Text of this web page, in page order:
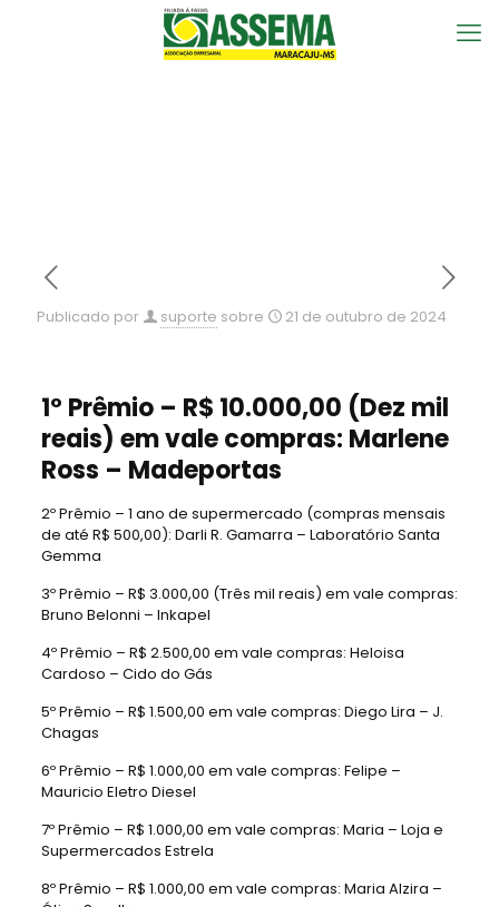
Publicado por suporte sobre 21 de outubro de 2024
1º Prêmio – R$ 10.000,00 (Dez mil
reais) em vale compras: Marlene
Ross – Madeportas
2º Prêmio – 1 ano de supermercado (compras mensais
de até R$ 500,00): Darli R. Gamarra – Laboratório Santa
Gemma
3º Prêmio – R$ 3.000,00 (Três mil reais) em vale compras:
Bruno Belonni – Inkapel
4º Prêmio – R$ 2.500,00 em vale compras: Heloisa
Cardoso – Cido do Gás
5º Prêmio – R$ 1.500,00 em vale compras: Diego Lira – J.
Chagas
6º Prêmio – R$ 1.000,00 em vale compras: Felipe –
Mauricio Eletro Diesel
7º Prêmio – R$ 1.000,00 em vale compras: Maria – Loja e
Supermercados Estrela
8º Prêmio – R$ 1.000,00 em vale compras: Maria Alzira –